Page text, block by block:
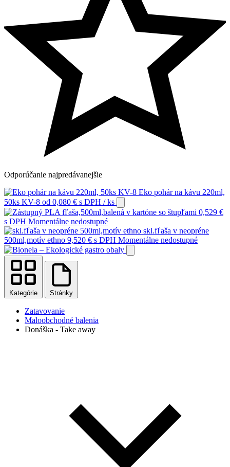
Odporúčanie najpredávanejšie
Eko pohár na kávu 220ml,
50ks KV-8 od 0,080 € s DPH / ks
PLA fľaša,500ml,balená v kartóne so štupľami 0,529 €
s DPH Momentálne nedostupné
skl.fľaša v neopréne
500ml,motív ethno 9,520 € s DPH Momentálne nedostupné
Kategórie Stránky
Zatavovanie
Maloobchodné balenia
Donáška - Take away